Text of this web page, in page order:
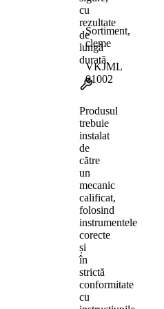
cu
rezultate
de
lungă
durată.
Produsul
trebuie
instalat
de
către
un
mecanic
calificat,
folosind
instrumentele
corecte
și
în
strictă
conformitate
cu
Sortiment,
cleme
VKJML
01002